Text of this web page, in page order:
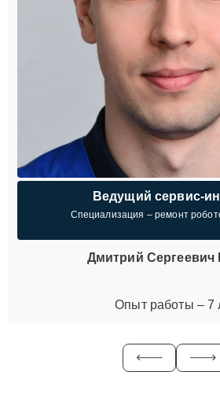
Ведущий сервис-
Специализация – ремонт
Дмитрий Сергеевич
Опыт работы – 7